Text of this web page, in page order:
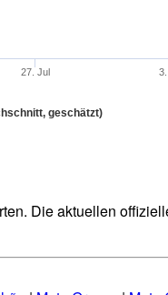
geschätzt)
27. Jul
Die aktuellen